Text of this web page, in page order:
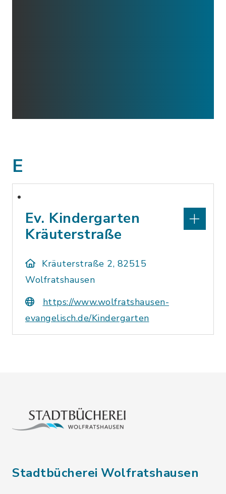
E
Ev. Kindergarten
Kräuterstraße
Kräuterstraße 2, 82515
Wolfratshausen
https://www.wolfratshausen-
evangelisch.de/Kindergarten
Stadtbücherei Wolfratshausen